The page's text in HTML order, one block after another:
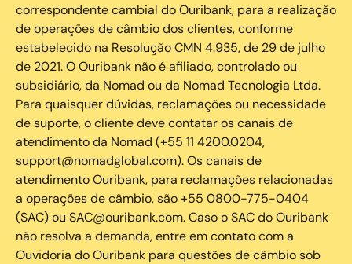
correspondente cambial do Ouribank, para a realização
de operações de câmbio dos clientes, conforme
estabelecido na Resolução CMN 4.935, de 29 de julho
de 2021. O Ouribank não é afiliado, controlado ou
subsidiário, da Nomad ou da Nomad Tecnologia Ltda.
Para quaisquer dúvidas, reclamações ou necessidade
de suporte, o cliente deve contatar os canais de
atendimento da Nomad (+55 11 4200.0204,
support@nomadglobal.com). Os canais de
atendimento Ouribank, para reclamações relacionadas
a operações de câmbio, são +55 0800-775-0404
(SAC) ou SAC@ouribank.com. Caso o SAC do Ouribank
não resolva a demanda, entre em contato com a
Ouvidoria do Ouribank para questões de câmbio sob